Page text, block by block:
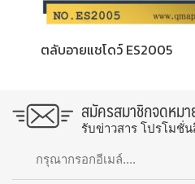
ตลับอายแชโดว์ ES2005
สมัครสมาชิกจดหมา
รับข่าวสาร โปรโมชั่